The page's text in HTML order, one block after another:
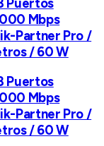
Mbps
Partner Pro /
/ 60 W
Puertos
Mbps
Partner Pro /
/ 60 W